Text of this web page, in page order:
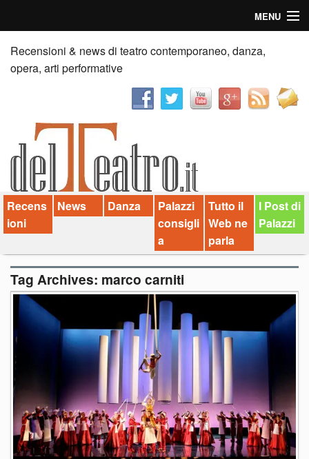
MENU
Home
Recensioni
News
Palazzi consiglia
Video
Chi siamo
Contatti
dT in English
Recensioni & news di teatro contemporaneo, danza,
opera, arti performative
Recens
ioni
News Danza
Palazzi
consigli
a
Tutto il
Web ne
parla
I Post di
Palazzi
Tag Archives: marco carniti